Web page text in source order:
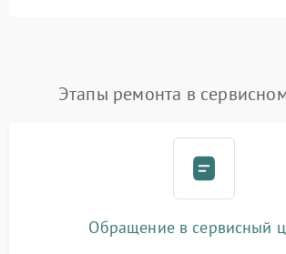
Этапы ремонта в
Обращение в сервисный